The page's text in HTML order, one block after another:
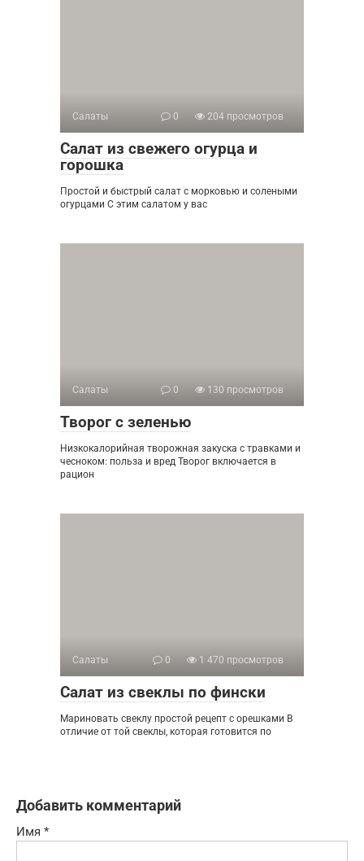
Салаты 0 204 просмотров
Салат из свежего огурца и
горошка
Простой и быстрый салат с морковью и солеными
огурцами С этим салатом у вас
Салаты 0 130 просмотров
Творог с зеленью
Низкокалорийная творожная закуска с травками и
чесноком: польза и вред Творог включается в
рацион
Салаты 0 1 470 просмотров
Салат из свеклы по фински
Мариновать свеклу простой рецепт с орешками В
отличие от той свеклы, которая готовится по
Добавить комментарий
Имя *